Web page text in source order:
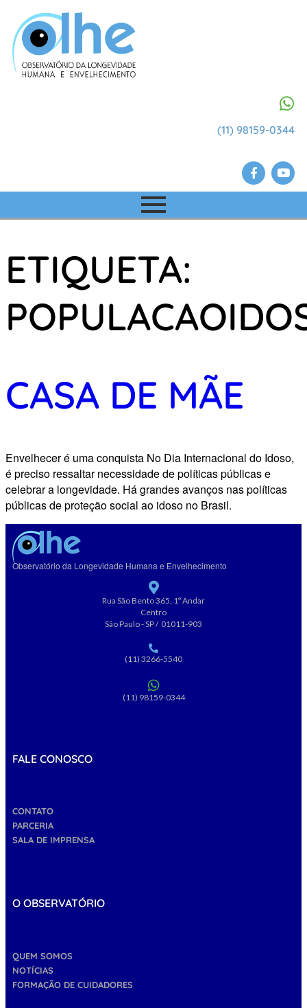
(11) 98159-0344
ETIQUETA:
CASA DE MÃE
Envelhecer é uma conquista No Dia Internacional do Idoso,
é preciso ressaltar necessidade de políticas públicas e
celebrar a longevidade. Há grandes avanços nas políticas
públicas de proteção social ao idoso no Brasil.
Observatório da Longevidade Humana e Envelhecimento
Rua São Bento 365, 1º Andar
Centro
São Paulo - SP / 01011-903
(11) 3266-5540
(11) 98159-0344
FALE CONOSCO
CONTATO
PARCERIA
SALA DE IMPRENSA
O OBSERVATÓRIO
QUEM SOMOS
NOTÍCIAS
FORMAÇÃO DE CUIDADORES